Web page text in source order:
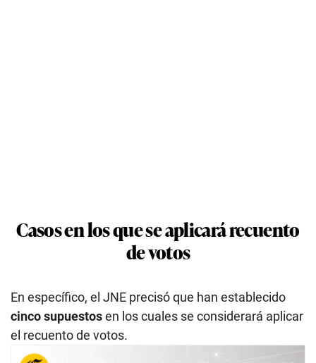
Casos en los que se aplicará recuento
de votos
En específico, el JNE precisó que han establecido
cinco supuestosen los cuales se considerará aplicar
el recuento de votos.